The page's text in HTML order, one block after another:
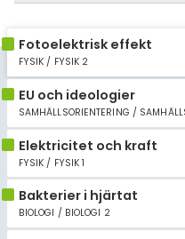
Fotoelektrisk effekt
FYSIK / FYSIK 2
EU och ideologier
SAMHÄLLSORIENTERING /
Elektricitet och kraft
FYSIK / FYSIK 1
Bakterier i hjärtat
BIOLOGI / BIOLOGI 2